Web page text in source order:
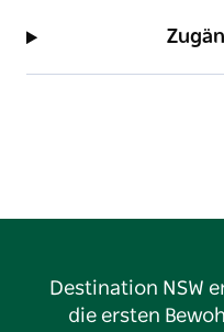
Destination NSW
die ersten